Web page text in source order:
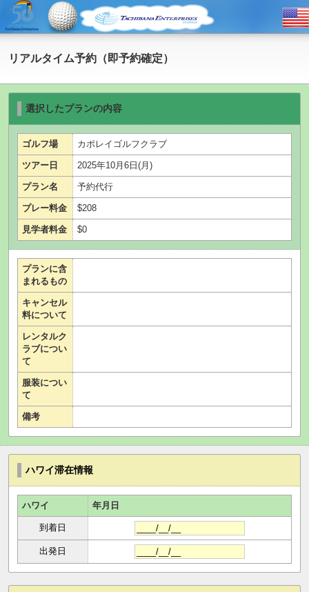
リアルタイム予約（即予約確定）
選択したプランの内容
ゴルフ場 カポレイゴルフクラブ
ツアー日 2025年10月6日(月)
プラン名 予約代行
プレー料金 $208
見学者料金 $0
プランに含
まれるもの
キャンセル
料について
レンタルク
ラブについ
て
服装につい
て
備考
ハワイ滞在情報
ハワイ 年月日
到着日
出発日